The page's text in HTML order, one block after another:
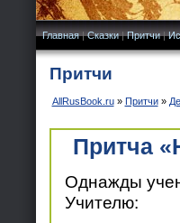
Главная|Сказки|Притчи|
Притчи
AllRusBook.ru» Притчи»
Притча
Однажды
Учителю: